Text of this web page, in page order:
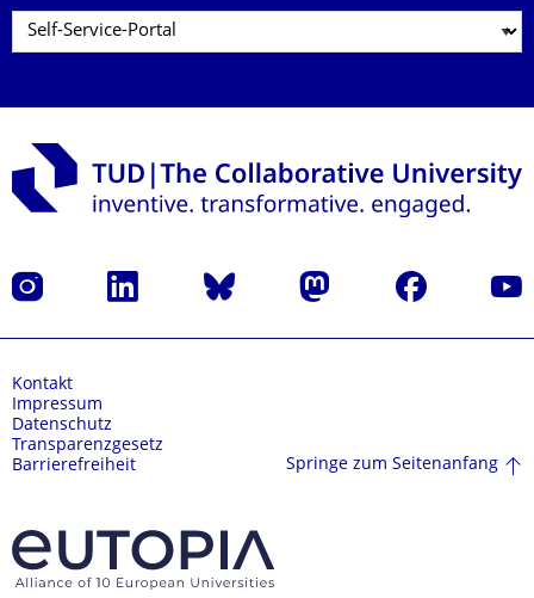
Instagram LinkedIn Bluesky Mastodon Facebook
Kontakt
Impressum
Datenschutz
Transparenzgesetz
Barrierefreiheit
Springe zum Seitenanfang